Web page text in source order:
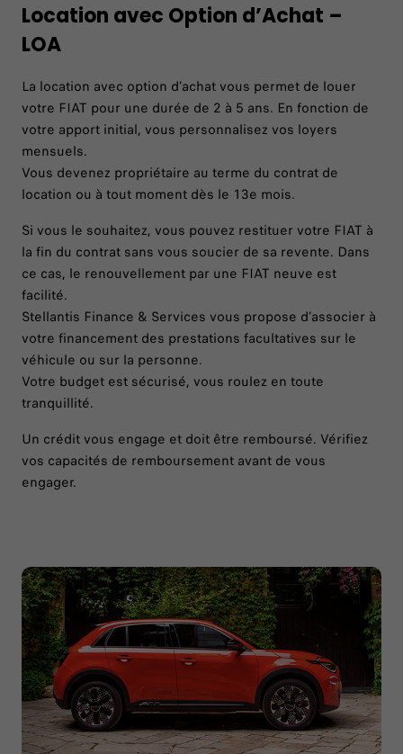
Location avec Option d’Achat –
LOA
La location avec option d’achat vous permet de louer
votre FIAT pour une durée de 2 à 5 ans. En fonction de
votre apport initial, vous personnalisez vos loyers
mensuels. ​
Vous devenez propriétaire au terme du contrat de
location ou à tout moment dès le 13e mois.​
Si vous le souhaitez, vous pouvez restituer votre FIAT à
la fin du contrat sans vous soucier de sa revente.​ Dans
ce cas, le renouvellement par une FIAT neuve est
facilité.
Stellantis Finance & Services vous propose d’associer à
votre financement des prestations facultatives sur le
véhicule ou sur la personne.
Votre budget est sécurisé, vous roulez en toute
tranquillité.
Un crédit vous engage et doit être remboursé. Vérifiez
vos capacités de remboursement avant de vous
engager.